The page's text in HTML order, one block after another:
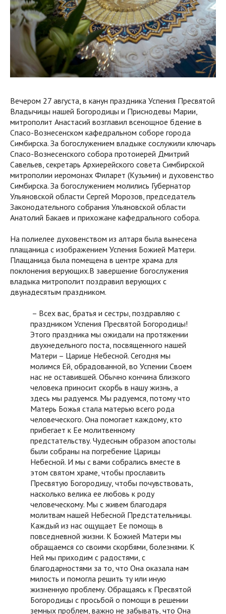
Вечером 27 августа, в канун праздника Успения Пресвятой
Владычицы нашей Богородицы и Приснодевы Марии,
митрополит Анастасий возглавил всенощное бдение в
Спасо-Вознесенском кафедральном соборе города
Симбирска. За богослужением владыке сослужили ключарь
Спасо-Вознесенского собора протоиерей Дмитрий
Савельев, секретарь Архиерейского совета Симбирской
митрополии иеромонах Филарет (Кузьмин) и духовенство
Симбирска. За богослужением молились Губернатор
Ульяновской области Сергей Морозов, председатель
Законодательного собрания Ульяновской области
Анатолий Бакаев и прихожане кафедрального собора.
На полиелее духовенством из алтаря была вынесена
плащаница с изображением Успения Божией Матери.
Плащаница была помещена в центре храма для
поклонения верующих.В завершение богослужения
владыка митрополит поздравил верующих с
двунадесятым праздником.
– Всех вас, братья и сестры, поздравляю с
праздником Успения Пресвятой Богородицы!
Этого праздника мы ожидали на протяжении
двухнедельного поста, посвященного нашей
Матери – Царице Небесной. Сегодня мы
молимся Ей, обрадованной, во Успении Своем
нас не оставившей. Обычно кончина близкого
человека приносит скорбь в нашу жизнь, а
здесь мы радуемся. Мы радуемся, потому что
Матерь Божья стала матерью всего рода
человеческого. Она помогает каждому, кто
прибегает к Ее молитвенному
предстательству. Чудесным образом апостолы
были собраны на погребение Царицы
Небесной. И мы с вами собрались вместе в
этом святом храме, чтобы прославить
Пресвятую Богородицу, чтобы почувствовать,
насколько велика ее любовь к роду
человеческому. Мы с живем благодаря
молитвам нашей Небесной Предстательницы.
Каждый из нас ощущает Ее помощь в
повседневной жизни. К Божией Матери мы
обращаемся со своими скорбями, болезнями. К
Ней мы приходим с радостями, с
благодарностями за то, что Она оказала нам
милость и помогла решить ту или иную
жизненную проблему. Обращаясь к Пресвятой
Богородицы с просьбой о помощи в решении
земных проблем, важно не забывать, что Она